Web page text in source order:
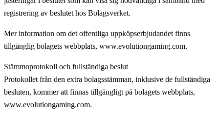
registrering av beslutet hos Bolagsverket.
Mer information om det offentliga uppköpserbjudandet finns
tillgänglig bolagets webbplats, www.evolutiongaming.com.
Stämmoprotokoll och fullständiga beslut
Protokollet från den extra bolagsstämman, inklusive de fullständiga
besluten, kommer att finnas tillgängligt på bolagets webbplats,
www.evolutiongaming.com.